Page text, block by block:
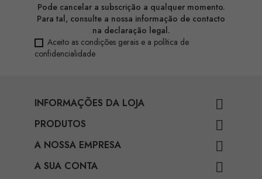
Pode cancelar a subscrição a qualquer momento.
Para tal, consulte a nossa informação de contacto
na declaração legal.
Aceito as condições gerais e a política de
confidencialidade
INFORMAÇÕES DA LOJA 
PRODUTOS 
A NOSSA EMPRESA 
A SUA CONTA 